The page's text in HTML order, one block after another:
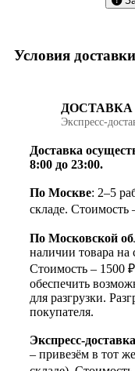
Условия
Доставка
8:00 до 23:00.
По Москве: 2–5
складе. Стоимость
По Московской
наличии товара на
Стоимость – 1500
обеспечить
для разгрузки.
покупателя.
Экспресс-
– привезём в тот